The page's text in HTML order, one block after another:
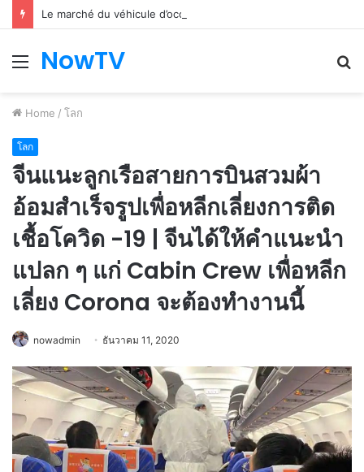
Le marché du véhicule d’occasion en plein essor
Menu
NowTV
Home / โลก
โลก
จีนแนะลูกเรือสายการบินสวมผ้า
อ้อมสำเร็จรูปเพื่อหลีกเลี่ยงการติด
เชื้อโควิด -19 | จีนได้ให้คำแนะนำ
แปลก ๆ แก่ Cabin Crew เพื่อหลีก
เลี่ยง Corona จะต้องทำงานนี้
nowadmin ธันวาคม 11, 2020